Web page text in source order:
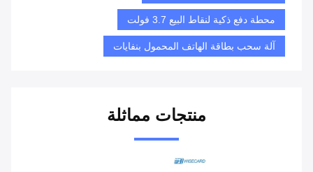
محطة دفع ذكية لنقاط البيع 3.7 فولت
آلة سحب بطاقة الهاتف المحمول بنفايات
منتجات مماثلة